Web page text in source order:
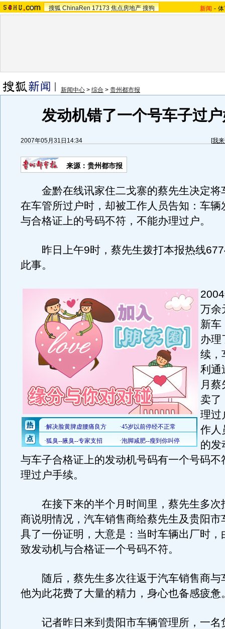
搜狐 ChinaRen 17173 焦点房地产 搜狗 新闻 -
新闻中心 > 综合 > 贵州都市报
发动机错了一个号车子过
2007年05月31日14:34 [我
来源：贵州都市报
金黔在线讯家住二戈寨的蔡先生决定将
在车管所过户时，却被工作人员告知：车辆
与合格证上的号码不符，不能办理过户。
昨日上午9时，蔡先生拨打本报热线
此事。
万余
新车
办理
续，
利通
月
卖了
理过
作人
的发
与车子合格证上的发动机号码有一个号码不
理过户手续。
在接下来的半个月时间里，蔡先生多次
商说明情况，汽车销售商给蔡先生及贵阳市
具了一份证明，大意是：当时车辆出厂时，
致发动机与合格证一个号码不符。
随后，蔡先生多次往返于汽车销售商与
他为此花费了大量的精力，身心也备感疲惫
记者昨日来到贵阳市车辆管理所，一名